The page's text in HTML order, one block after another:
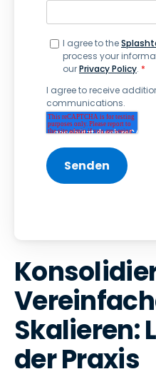
I agree to the
process your
ourPrivacy Policy. *
I agree to receive
communications.
Skalieren:
der Praxis